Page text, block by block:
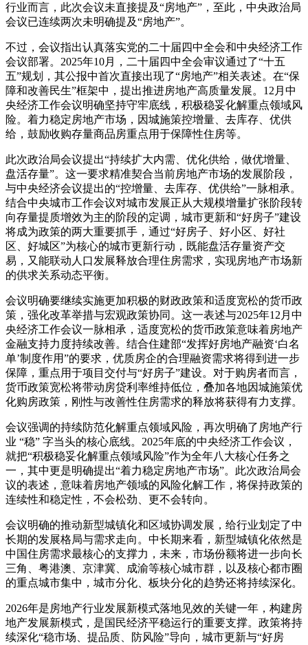
行业而言，此次会议未直接提及“房地产”，至此，中央政治局
会议已连续两次未明确提及“房地产”。
不过，会议指出认真落实党的二十届四中全会和中央经济工作
会议部署。2025年10月，二十届四中全会审议通过了“十五
五”规划，其公报中首次直接出现了“房地产”相关表述。在“保
障和改善民生”框架中，提出推进房地产高质量发展。12月中
央经济工作会议明确坚持守牢底线，积极稳妥化解重点领域风
险。着力稳定房地产市场，因城施策控增量、去库存、优供
给，鼓励收购存量商品房重点用于保障性住房等。
此次政治局会议提出“持续扩大内需、优化供给，做优增量、
盘活存量”。这一要求精准契合当前房地产市场的发展阶段，
与中央经济会议提出的“控增量、去库存、优供给”一脉相承。
结合中央城市工作会议对城市发展正从大规模增量扩张阶段转
向存量提质增效为主的阶段的定调，城市更新和“好房子”建设
将成为政策的两大重要抓手，通过“好房子、好小区、好社
区、好城区”为核心的城市更新行动，既能盘活存量资产交
易，又能联动人口发展释放合理住房需求，实现房地产市场新
的供求关系动态平衡。
会议明确要继续实施更加积极的财政政策和适度宽松的货币政
策，强化改革举措与宏观政策协同。这一表述与2025年12月中
央经济工作会议一脉相承，适度宽松的货币政策意味着房地产
金融支持力度持续改善。结合住建部“发挥好房地产融资‘白名
单’制度作用”的要求，优质房企的合理融资需求将得到进一步
保障，重点用于项目交付与“好房子”建设。对于购房者而言，
货币政策宽松将带动房贷利率维持低位，叠加各地因城施策优
化购房政策，刚性与改善性住房需求的释放将获得有力支撑。
会议强调的持续防范化解重点领域风险，再次明确了房地产行
业 “稳” 字当头的核心底线。2025年底的中央经济工作会议，
就把“积极稳妥化解重点领域风险”作为全年八大核心任务之
一，其中更是明确提出“着力稳定房地产市场”。此次政治局会
议的表述，意味着房地产领域的风险化解工作，将保持政策的
连续性和稳定性，不会松劲、更不会转向。
会议明确的推动新型城镇化和区域协调发展，给行业划定了中
长期的发展格局与需求走向。中长期来看，新型城镇化依然是
中国住房需求最核心的支撑力，未来，市场份额将进一步向长
三角、粤港澳、京津冀、成渝等核心城市群，以及核心都市圈
的重点城市集中，城市分化、板块分化的趋势还将持续深化。
2026年是房地产行业发展新模式落地见效的关键一年，构建房
地产发展新模式，是国民经济平稳运行的重要支撑。政策将持
续深化“稳市场、提品质、防风险”导向，城市更新与“好房